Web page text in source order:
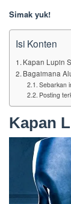
Simak yuk!
Isi Konten
Kapan Lupin
Bagaimana
Sebarkan
Posting
Kapan